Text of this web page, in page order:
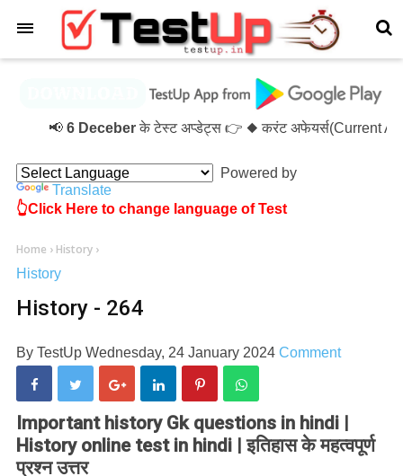
6 Deceberके टेस्ट अप्डेट्स 👉 ◆ करंट अफेयर्स(Current
Powered by
Translate
👆Click Here to change language of Test
Home › History ›
History
History - 264
By TestUp Wednesday, 24 January 2024 Comment
Important history Gk questions in hindi |
History online test in hindi | इतिहास के महत्वपूर्ण
प्रश्न उत्तर